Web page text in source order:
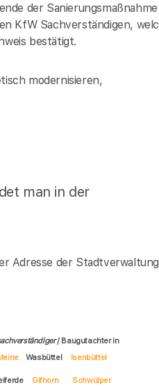
der Sanierungsmaßnahme
KfW Sachverständigen,
bestätigt.
modernisieren,
man in der
Adresse der
/ Baugutachter in
Wasbüttel Isenbüttel
Gifhorn Schwülper